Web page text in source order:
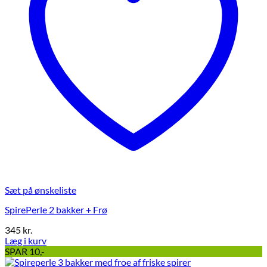
Sæt på ønskeliste
SpirePerle 2 bakker + Frø
345 kr.
Læg i kurv
Dette
vare
SPAR 10,-